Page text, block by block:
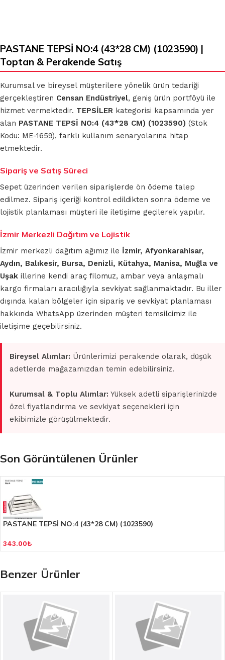
PASTANE TEPSİ NO:4 (43*28 CM) (1023590) |
Toptan & Perakende Satış
Kurumsal ve bireysel müşterilere yönelik ürün tedariği
gerçekleştiren Censan Endüstriyel, geniş ürün portföyü ile
hizmet vermektedir. TEPSİLER kategorisi kapsamında yer
alan PASTANE TEPSİ NO:4 (43*28 CM) (1023590) (Stok
Kodu: ME-1659), farklı kullanım senaryolarına hitap
etmektedir.
Sipariş ve Satış Süreci
Sepet üzerinden verilen siparişlerde ön ödeme talep
edilmez. Sipariş içeriği kontrol edildikten sonra ödeme ve
lojistik planlaması müşteri ile iletişime geçilerek yapılır.
İzmir Merkezli Dağıtım ve Lojistik
İzmir merkezli dağıtım ağımız ile İzmir, Afyonkarahisar,
Aydın, Balıkesir, Bursa, Denizli, Kütahya, Manisa, Muğla ve
Uşak illerine kendi araç filomuz, ambar veya anlaşmalı
kargo firmaları aracılığıyla sevkiyat sağlanmaktadır. Bu iller
dışında kalan bölgeler için sipariş ve sevkiyat planlaması
hakkında WhatsApp üzerinden müşteri temsilcimiz ile
iletişime geçebilirsiniz.
Bireysel Alımlar: Ürünlerimizi perakende olarak, düşük
adetlerde mağazamızdan temin edebilirsiniz.
Kurumsal & Toplu Alımlar: Yüksek adetli siparişlerinizde
özel fiyatlandırma ve sevkiyat seçenekleri için
ekibimizle görüşülmektedir.
Son Görüntülenen Ürünler
PASTANE TEPSİ NO:4 (43*28 CM) (1023590)
343.00₺
Benzer Ürünler